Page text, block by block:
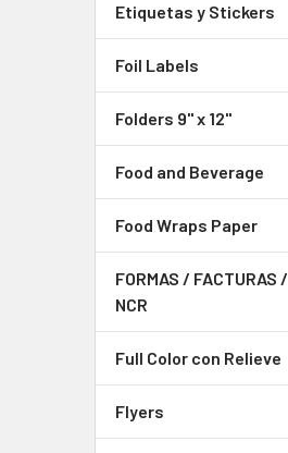
Etiquetas y Stickers
Foil Labels
Folders 9" x 12"
Food and Beverage
Food Wraps Paper
FORMAS / FACTURAS /
NCR
Full Color con Relieve
Flyers